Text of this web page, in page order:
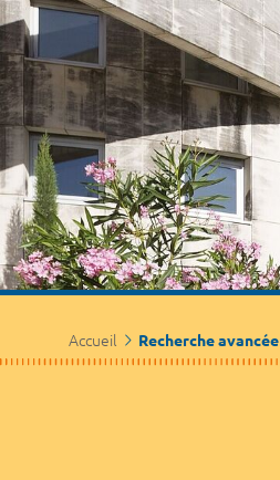
Accueil Recherche avancée